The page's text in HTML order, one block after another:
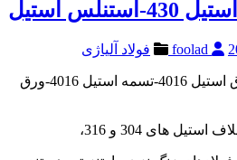
استیل
فولاد آلیاژی
فولاد 4016-میلگرد 4016-ورق استیل 4016-تسمه استیل 4016-ورق